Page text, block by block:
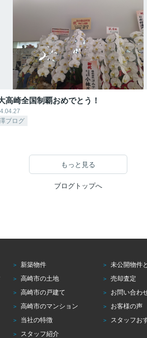
高崎全国制覇おめでとう！
ブログ
もっと見る
ブログトップへ
新築物件
未公開物件
高崎市の土地
売却査定
高崎市の戸建て
お問い合わ
高崎市のマンション
お客様の声
当社の特徴
スタッフお
スタッフ紹介